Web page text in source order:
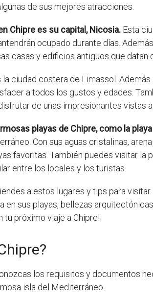
de sus mejores atracciones.
Chipre es su capital, Nicosia. Esta
ocupado durante días.
casas y edificios antiguos que datan
ciudad costera de Limassol.
a todos los gustos y edades.
de unas impresionantes vistas
playas de Chipre, como la
Con sus aguas cristalinas,
favoritas. También puedes visitar la
entre los locales y los turistas.
a estos lugares y tips para
sus playas, bellezas
tu próximo viaje a Chipre!
los requisitos y documentos
isla del Mediterráneo.